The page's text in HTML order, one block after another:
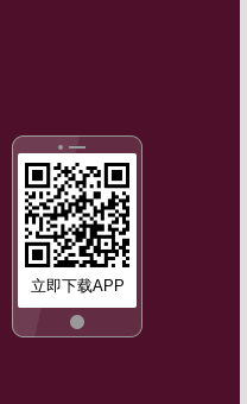
立即下载APP